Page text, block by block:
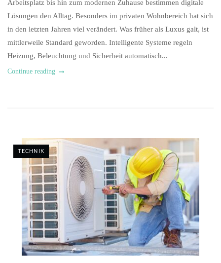
Arbeitsplatz bis hin zum modernen Zuhause bestimmen digitale
Lösungen den Alltag. Besonders im privaten Wohnbereich hat sich
in den letzten Jahren viel verändert. Was früher als Luxus galt, ist
mittlerweile Standard geworden. Intelligente Systeme regeln
Heizung, Beleuchtung und Sicherheit automatisch...
Continue reading
TECHNIK